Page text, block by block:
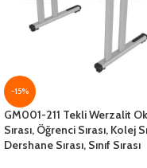
-15%
GM001-211 Tekli Werzalit
Sırası, Öğrenci Sırası, Kolej
Dershane Sırası, Sınıf Sırası